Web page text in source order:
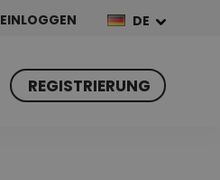
EINLOGGEN DE
REGISTRIERUNG